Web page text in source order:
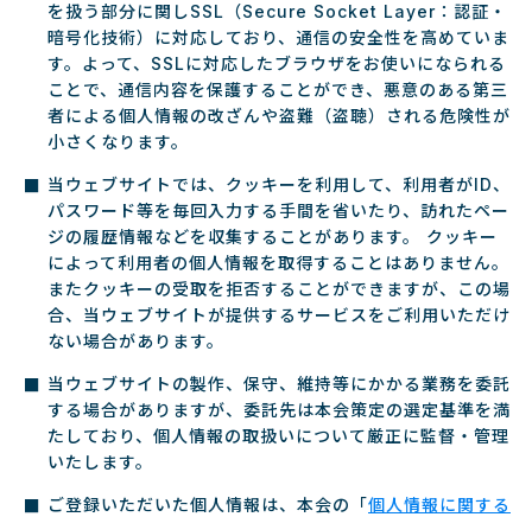
を扱う部分に関しSSL（Secure Socket Layer：認証・
暗号化技術）に対応しており、通信の安全性を高めていま
す。よって、SSLに対応したブラウザをお使いになられる
ことで、通信内容を保護することができ、悪意のある第三
者による個人情報の改ざんや盗難（盗聴）される危険性が
小さくなります。
当ウェブサイトでは、クッキーを利用して、利用者がID、
パスワード等を毎回入力する手間を省いたり、訪れたペー
ジの履歴情報などを収集することがあります。 クッキー
によって利用者の個人情報を取得することはありません。
またクッキーの受取を拒否することができますが、この場
合、当ウェブサイトが提供するサービスをご利用いただけ
ない場合があります。
当ウェブサイトの製作、保守、維持等にかかる業務を委託
する場合がありますが、委託先は本会策定の選定基準を満
たしており、個人情報の取扱いについて厳正に監督・管理
いたします。
ご登録いただいた個人情報は、本会の「個人情報に関する